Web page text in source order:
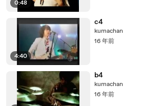
0:48
4:40
c4
kumachan
16 年前
b4
kumachan
16 年前